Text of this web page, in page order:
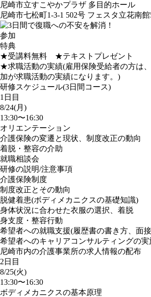
尼崎市立すこやかプラザ 多目的ホール
尼崎市七松町1-3-1 502号 フェスタ立花南
参加
特典
★受講料無料 ★テキストプレゼント
★求職活動の実績(雇用保険受給者の方は
加が求職活動の実績になります。)
研修スケジュール(3日間コース)
1日目
8/24(月)
13:30〜16:30
オリエンテーション
介護保険の変遷と現状、制度改正の動向
着脱・整容の介助
就職相談会
研修の説明/注意事項
介護保険制度
制度改正とその動向
脱健着患(ボディメカニクスの基礎知識)
身体状況に合わせた衣服の選択、着脱
身支度・整容行動
希望者への就職支援(履歴書の書き方、面
希望者へのキャリアコンサルティングの実
尼崎市内の介護事業所の求人情報の配布
2日目
8/25(火)
13:30〜16:30
ボディメカニクスの基本原理